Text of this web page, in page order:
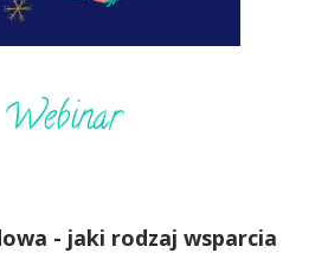
Webinar
- jaki rodzaj wsparcia